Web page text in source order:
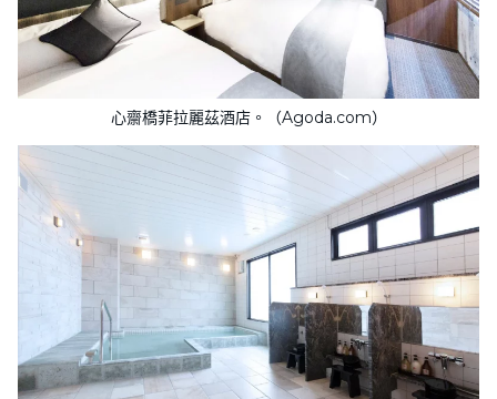
心齋橋菲拉麗茲酒店。（Agoda.com）